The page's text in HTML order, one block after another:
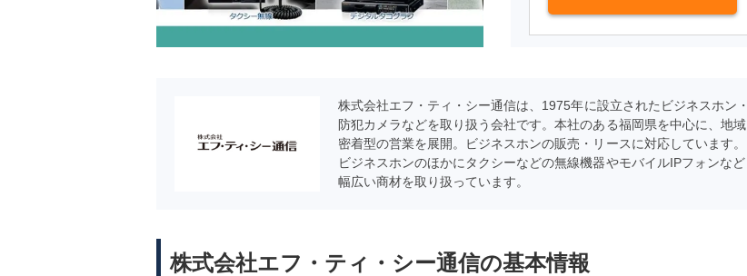
株式会社エフ・ティ・シー通信は、1975年に設立されたビジネスホン・
防犯カメラなどを取り扱う会社です。本社のある福岡県を中心に、地域
密着型の営業を展開。ビジネスホンの販売・リースに対応しています。
ビジネスホンのほかにタクシーなどの無線機器やモバイルIPフォンなど
幅広い商材を取り扱っています。
株式会社エフ・ティ・シー通信の基本情報